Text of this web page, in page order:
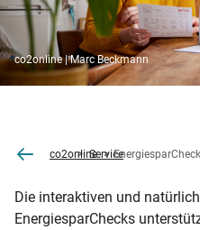
co2online | Marc Beckmann
co2onlineService
Die interaktiven und
EnergiesparChecks